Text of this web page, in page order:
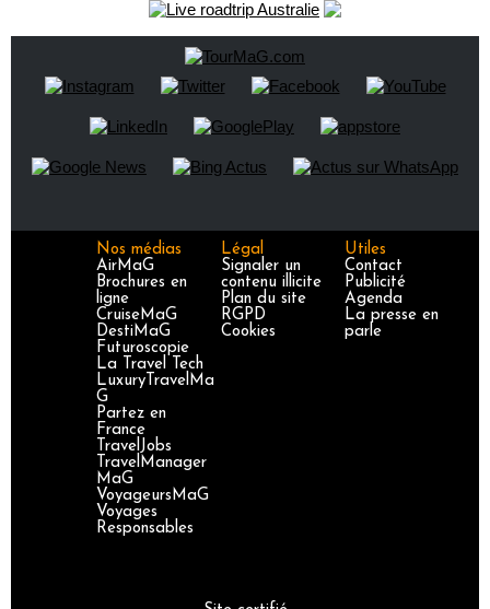
Nos médias
AirMaG
Brochures en
ligne
CruiseMaG
DestiMaG
Futuroscopie
La Travel Tech
LuxuryTravelMa
G
Partez en
France
TravelJobs
TravelManager
MaG
VoyageursMaG
Voyages
Responsables
Légal
Signaler un
contenu illicite
Plan du site
RGPD
Cookies
Utiles
Contact
Publicité
Agenda
La presse en
parle